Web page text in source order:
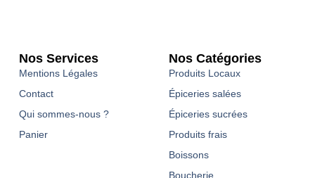
Nos Services
Mentions Légales
Contact
Qui sommes-nous ?
Panier
Nos Catégories
Produits Locaux
Épiceries salées
Épiceries sucrées
Produits frais
Boissons
Boucherie